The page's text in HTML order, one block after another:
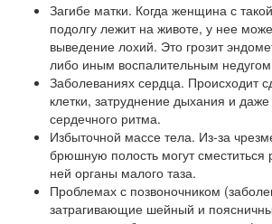
Загибе матки. Когда женщина с
подолгу лежит на животе, у нее
выведение лохий. Это грозит
либо иным воспалительным
Заболеваниях сердца. Происходит
клетки, затруднение дыхания и
сердечного ритма.
Избыточной массе тела. Из-за
брюшную полость могут
ней органы малого таза.
Проблемах с позвоночником
затрагивающие шейный и